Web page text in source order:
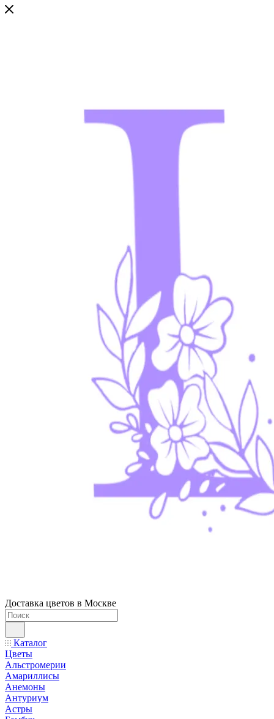
Доставка цветов в Москве
Каталог
Цветы
Альстромерии
Амариллисы
Анемоны
Антуриум
Астры